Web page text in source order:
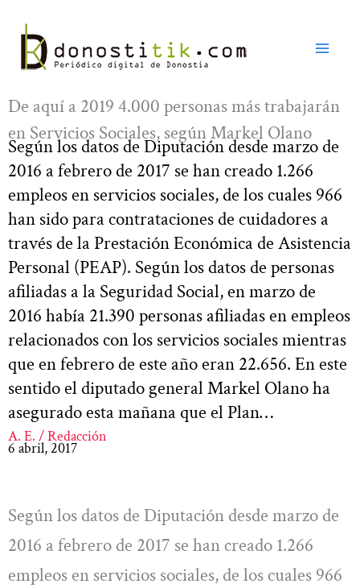
contenido
De aquí a 2019 4.000 personas más trabajarán
en Servicios Sociales, según Markel Olano
Según los datos de Diputación desde marzo de
2016 a febrero de 2017 se han creado 1.266
empleos en servicios sociales, de los cuales 966
han sido para contrataciones de cuidadores a
través de la Prestación Económica de Asistencia
Personal (PEAP). Según los datos de personas
afiliadas a la Seguridad Social, en marzo de
2016 había 21.390 personas afiliadas en empleos
relacionados con los servicios sociales mientras
que en febrero de este año eran 22.656. En este
sentido el diputado general Markel Olano ha
asegurado esta mañana que el Plan…
A. E. / Redacción
6 abril, 2017
Según los datos de Diputación desde marzo de
2016 a febrero de 2017 se han creado 1.266
empleos en servicios sociales, de los cuales 966